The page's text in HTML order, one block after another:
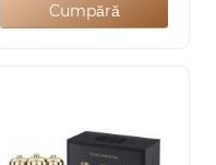
Cumpără